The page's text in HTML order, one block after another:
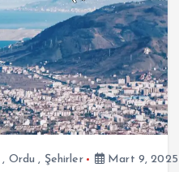
, Ordu , Şehirler Mart 9, 2025